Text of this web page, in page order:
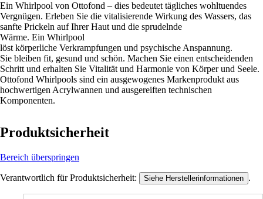
Ein Whirlpool von Ottofond – dies bedeutet tägliches wohltuendes
Vergnügen. Erleben Sie die vitalisierende Wirkung des Wassers, das
sanfte Prickeln auf Ihrer Haut und die sprudelnde
Wärme. Ein Whirlpool
löst körperliche Verkrampfungen und psychische Anspannung.
Sie bleiben fit, gesund und schön. Machen Sie einen entscheidenden
Schritt und erhalten Sie Vitalität und Harmonie von Körper und Seele.
Ottofond Whirlpools sind ein ausgewogenes Markenprodukt aus
hochwertigen Acrylwannen und ausgereiften technischen
Komponenten.
Produktsicherheit
Bereich überspringen
Verantwortlich für Produktsicherheit: Siehe Herstellerinformationen .